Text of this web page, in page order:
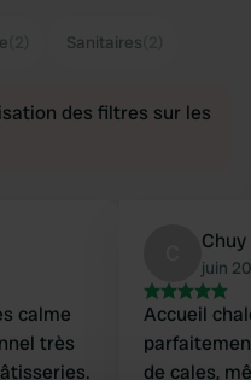
Sanitaires
des filtres sur les
calme
très
Chuy
juin
Accueil
de cales,